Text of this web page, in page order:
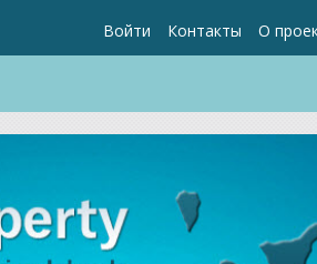
О
Контакты
Войти